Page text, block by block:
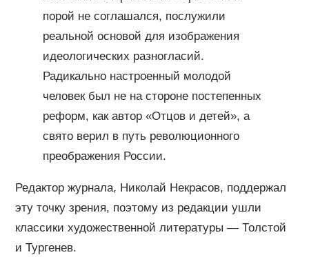
порой не соглашался, послужили
реальной основой для изображения
идеологических разногласий.
Радикально настроенный молодой
человек был не на стороне постепенных
реформ, как автор «Отцов и детей», а
свято верил в путь революционного
преображения России.
Редактор журнала, Николай Некрасов, поддержал
эту точку зрения, поэтому из редакции ушли
классики художественной литературы — Толстой
и Тургенев.